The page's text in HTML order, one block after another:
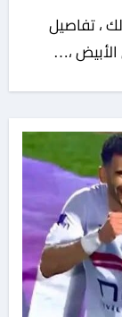
الأبيض ،…